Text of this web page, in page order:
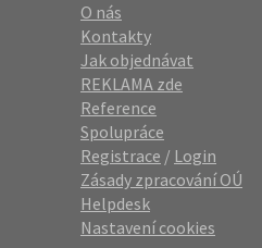
O nás
Kontakty
Jak objednávat
REKLAMA zde
Reference
Spolupráce
Registrace / Login
Zásady zpracování OÚ
Helpdesk
Nastavení cookies